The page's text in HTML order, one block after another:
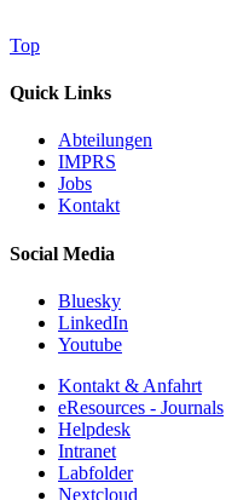
Top
Quick Links
Abteilungen
IMPRS
Jobs
Kontakt
Social Media
Bluesky
LinkedIn
Youtube
Kontakt & Anfahrt
eResources - Journals
Helpdesk
Intranet
Labfolder
Nextcloud